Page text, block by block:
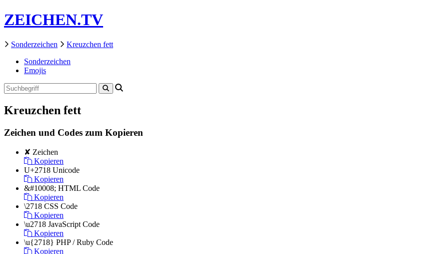
ZEICHEN.TV
Sonderzeichen
Kreuzchen fett
Sonderzeichen
Emojis
Kreuzchen fett
Zeichen und Codes zum Kopieren
✘ Zeichen
Kopieren
U+2718 Unicode
Kopieren
&#10008; HTML Code
Kopieren
\2718 CSS Code
Kopieren
\u2718 JavaScript Code
Kopieren
\u{2718} PHP / Ruby Code
Kopieren